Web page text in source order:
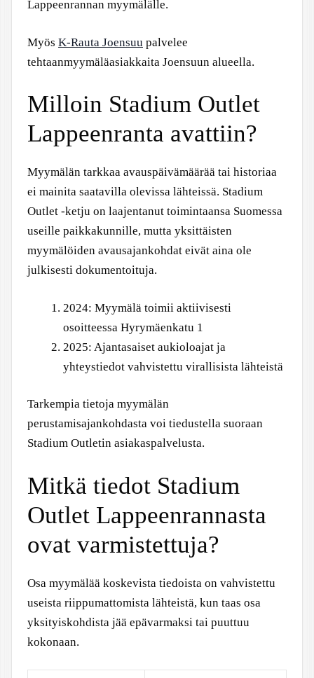
Lappeenrannan myymälälle.
Myös K-Rauta Joensuu palvelee
tehtaanmyymäläasiakkaita Joensuun alueella.
Milloin Stadium Outlet
Lappeenranta avattiin?
Myymälän tarkkaa avauspäivämäärää tai historiaa
ei mainita saatavilla olevissa lähteissä. Stadium
Outlet -ketju on laajentanut toimintaansa Suomessa
useille paikkakunnille, mutta yksittäisten
myymälöiden avausajankohdat eivät aina ole
julkisesti dokumentoituja.
2024: Myymälä toimii aktiivisesti
osoitteessa Hyrymäenkatu 1
2025: Ajantasaiset aukioloajat ja
yhteystiedot vahvistettu virallisista lähteistä
Tarkempia tietoja myymälän
perustamisajankohdasta voi tiedustella suoraan
Stadium Outletin asiakaspalvelusta.
Mitkä tiedot Stadium
Outlet Lappeenrannasta
ovat varmistettuja?
Osa myymälää koskevista tiedoista on vahvistettu
useista riippumattomista lähteistä, kun taas osa
yksityiskohdista jää epävarmaksi tai puuttuu
kokonaan.